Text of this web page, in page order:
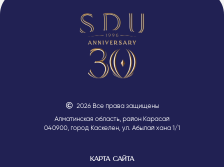
2026 Все права защищены
Алматинская область, район Карасай
040900, город Каскелен, ул. Абылай хана 1/1
КАРТА САЙТА